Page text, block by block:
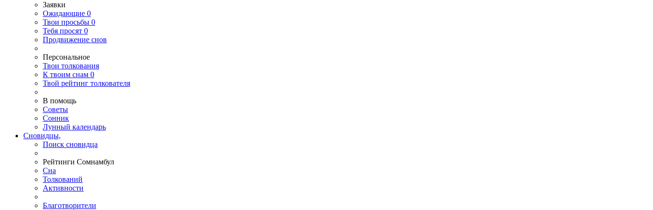
Заявки
Ожидающие 0
Твои просьбы 0
Тебя просят 0
Продвижение снов
Персональное
Твои толкования
К твоим снам 0
Твой рейтинг толкователя
В помощь
Советы
Сонник
Лунный календарь
Сновидцы,
Поиск сновидца
Рейтинги Сомнамбул
Сна
Толкований
Активности
Благотворители